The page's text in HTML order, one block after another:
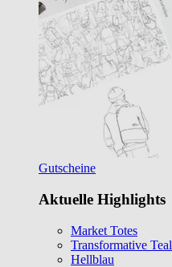
Gutscheine
Aktuelle Highlights
Market Totes
Transformative Teal
Hellblau